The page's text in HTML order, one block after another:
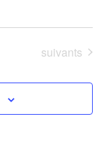
Évènements
suivants